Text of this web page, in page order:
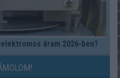
áram 2026-ben?